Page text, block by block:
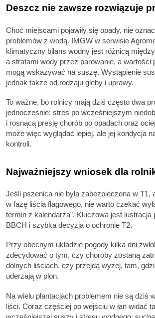
Deszcz nie zawsze rozwiązuje
Choć miejscami pojawiły się opady, nie
problemów z wodą. IMGW w serwisie
klimatyczny bilans wodny jest różnicą
a stratami wody przez parowanie, a wartości
mogą wskazywać na suszę. Wystąpienie
jednak także od rodzaju gleby i uprawy.
To ważne, bo rolnicy mają dziś często dwa
jednocześnie: stres po wcześniejszym
i rosnącą presję chorób po opadach oraz
może więc wyglądać lepiej, ale jej kondycja
kontroli.
Najważniejszy wniosek dla
Jeśli pszenica nie była zabezpieczona w T1,
w fazę liścia flagowego, nie warto czekać
termin z kalendarza”. Kluczowa jest lustracja
BBCH i szybka decyzja o ochronie T2.
Przy obecnym układzie pogody kilka dni
zdecydować o tym, czy choroby zostaną
dolnych liściach, czy przejdą wyżej, tam,
uderzają w plon.
Na wielu plantacjach problemem nie są dziś
liści. Coraz częściej po wejściu w łan widać